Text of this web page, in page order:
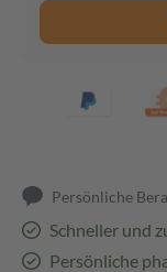
Persönliche
Schneller und
Persönliche